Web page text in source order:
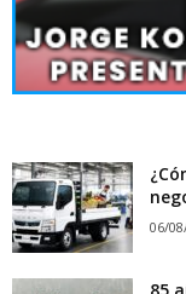
06/
85